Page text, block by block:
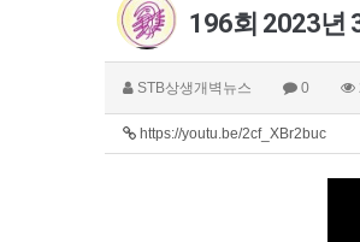
196회 2023년
STB상생개벽뉴스 0
https://youtu.be/2cf_XBr2buc